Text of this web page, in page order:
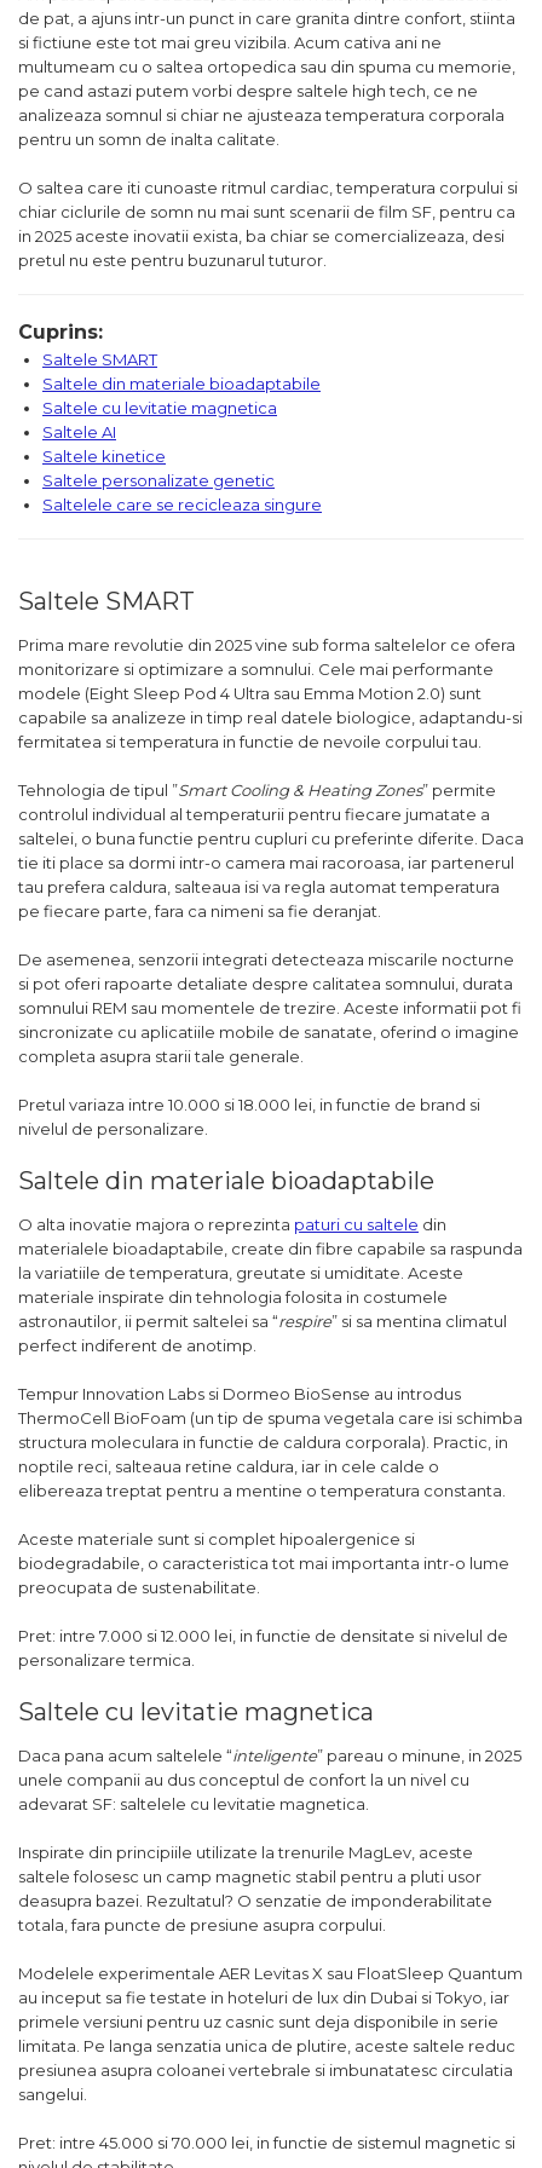
de pat, a ajuns intr-un punct in care granita dintre confort, stiinta
si fictiune este tot mai greu vizibila. Acum cativa ani ne
multumeam cu o saltea ortopedica sau din spuma cu memorie,
pe cand astazi putem vorbi despre saltele high tech, ce ne
analizeaza somnul si chiar ne ajusteaza temperatura corporala
pentru un somn de inalta calitate.
O saltea care iti cunoaste ritmul cardiac, temperatura corpului si
chiar ciclurile de somn nu mai sunt scenarii de film SF, pentru ca
in 2025 aceste inovatii exista, ba chiar se comercializeaza, desi
pretul nu este pentru buzunarul tuturor.
Cuprins:
Saltele SMART
Saltele din materiale bioadaptabile
Saltele cu levitatie magnetica
Saltele AI
Saltele kinetice
Saltele personalizate genetic
Saltelele care se recicleaza singure
Saltele SMART
Prima mare revolutie din 2025 vine sub forma saltelelor ce ofera
monitorizare si optimizare a somnului. Cele mai performante
modele (Eight Sleep Pod 4 Ultra sau Emma Motion 2.0) sunt
capabile sa analizeze in timp real datele biologice, adaptandu-si
fermitatea si temperatura in functie de nevoile corpului tau.
Tehnologia de tipul ”Smart Cooling & Heating Zones” permite
controlul individual al temperaturii pentru fiecare jumatate a
saltelei, o buna functie pentru cupluri cu preferinte diferite. Daca
tie iti place sa dormi intr-o camera mai racoroasa, iar partenerul
tau prefera caldura, salteaua isi va regla automat temperatura
pe fiecare parte, fara ca nimeni sa fie deranjat.
De asemenea, senzorii integrati detecteaza miscarile nocturne
si pot oferi rapoarte detaliate despre calitatea somnului, durata
somnului REM sau momentele de trezire. Aceste informatii pot fi
sincronizate cu aplicatiile mobile de sanatate, oferind o imagine
completa asupra starii tale generale.
Pretul variaza intre 10.000 si 18.000 lei, in functie de brand si
nivelul de personalizare.
Saltele din materiale bioadaptabile
O alta inovatie majora o reprezinta paturi cu saltele din
materialele bioadaptabile, create din fibre capabile sa raspunda
la variatiile de temperatura, greutate si umiditate. Aceste
materiale inspirate din tehnologia folosita in costumele
astronautilor, ii permit saltelei sa “respire” si sa mentina climatul
perfect indiferent de anotimp.
Tempur Innovation Labs si Dormeo BioSense au introdus
ThermoCell BioFoam (un tip de spuma vegetala care isi schimba
structura moleculara in functie de caldura corporala). Practic, in
noptile reci, salteaua retine caldura, iar in cele calde o
elibereaza treptat pentru a mentine o temperatura constanta.
Aceste materiale sunt si complet hipoalergenice si
biodegradabile, o caracteristica tot mai importanta intr-o lume
preocupata de sustenabilitate.
Pret: intre 7.000 si 12.000 lei, in functie de densitate si nivelul de
personalizare termica.
Saltele cu levitatie magnetica
Daca pana acum saltelele “inteligente” pareau o minune, in 2025
unele companii au dus conceptul de confort la un nivel cu
adevarat SF: saltelele cu levitatie magnetica.
Inspirate din principiile utilizate la trenurile MagLev, aceste
saltele folosesc un camp magnetic stabil pentru a pluti usor
deasupra bazei. Rezultatul? O senzatie de imponderabilitate
totala, fara puncte de presiune asupra corpului.
Modelele experimentale AER Levitas X sau FloatSleep Quantum
au inceput sa fie testate in hoteluri de lux din Dubai si Tokyo, iar
primele versiuni pentru uz casnic sunt deja disponibile in serie
limitata. Pe langa senzatia unica de plutire, aceste saltele reduc
presiunea asupra coloanei vertebrale si imbunatatesc circulatia
sangelui.
Pret: intre 45.000 si 70.000 lei, in functie de sistemul magnetic si